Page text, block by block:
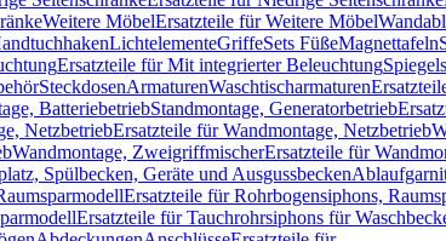
Weitere MöbelErsatzteile für Weitere Möbel
LichtelementeGriffeSets FüßeMagnettafeln
Ersatzteile für Mit integrierter Beleuchtung
SteckdosenArmaturenWaschtischarmaturen
BatteriebetriebStandmontage, Generatorbetrieb
NetzbetriebErsatzteile für Wandmontage, Netzbetrieb
Wandmontage, ZweigriffmischerErsatzteile für
Spülbecken, Geräte und Ausgussbecken
Ersatzteile für Rohrbogensiphons,
Ersatzteile für Tauchrohrsiphons für